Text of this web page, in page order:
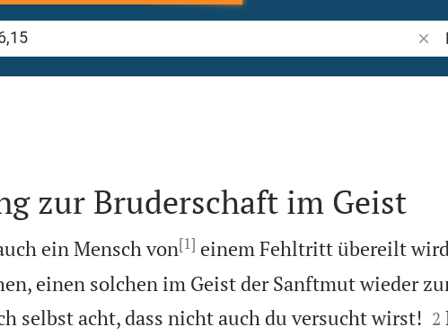
zur Bruderschaft im Geist
ein Mensch von[1] einem Fehltritt übereilt
einen solchen im Geist der Sanftmut wieder
selbst acht, dass nicht auch du versucht wirst!
2